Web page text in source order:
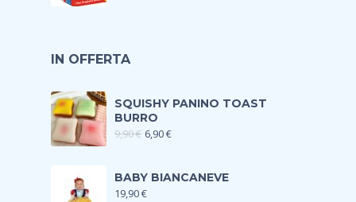
IN OFFERTA
SQUISHY PANINO TOAST
BURRO
9,90€ 6,90€
BABY BIANCANEVE
19,90€